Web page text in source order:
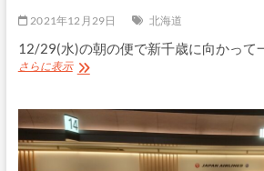
ビ
ー
ル
を
2021年12月29日 北海道
12/29(水)の朝の便で新千歳に向かって
さらに表示新
空
港
直